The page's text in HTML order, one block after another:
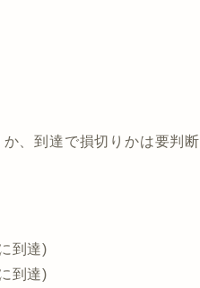
、到達で損切りかは要判断
到達)
到達)